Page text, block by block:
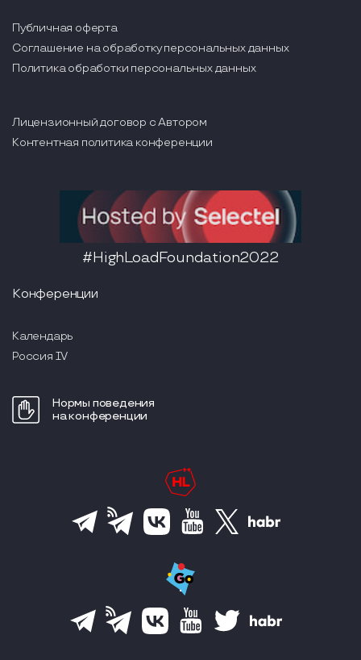
Конференции
Календарь
Россия IV
Нормы поведения
на конференции
Публичная оферта
Соглашение на обработку персональных данных
Политика обработки персональных данных
Лицензионный договор с Автором
Контентная политика конференции
#HighLoadFoundation2022